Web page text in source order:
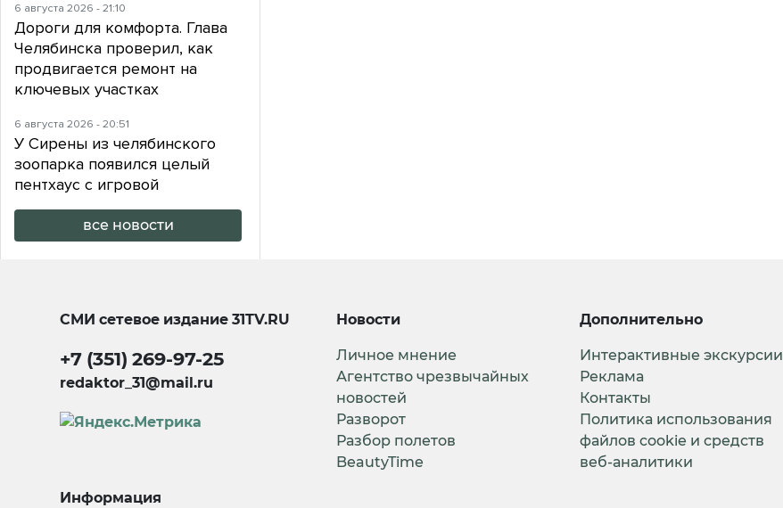
6 августа 2026 - 21:10
Дороги для комфорта. Глава
Челябинска проверил, как
продвигается ремонт на
ключевых участках
6 августа 2026 - 20:51
У Сирены из челябинского
зоопарка появился целый
пентхаус с игровой
все новости
СМИ сетевое издание31TV.RU
+7 (351) 269-97-25
redaktor_31@mail.ru
Новости
Личное мнение
Агентство чрезвычайных
новостей
Разворот
Разбор полетов
BeautyTime
Дополнительно
Интерактивные экскурсии
Реклама
Контакты
Политика использования
файлов cookie и средств
веб-аналитики
Информация